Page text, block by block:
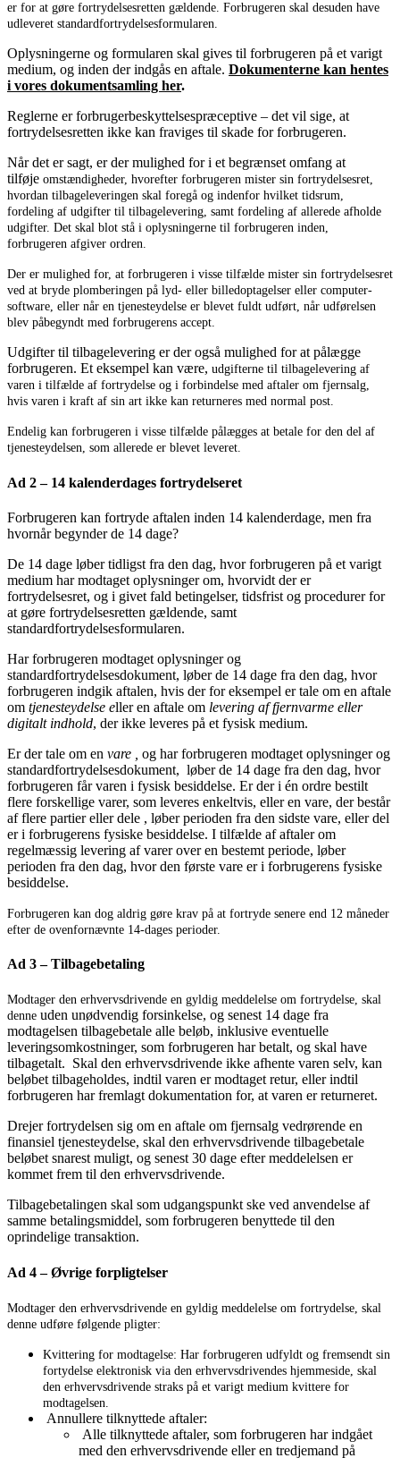
er for at gøre fortrydelsesretten gældende. Forbrugeren skal desuden have
udleveret standardfortrydelsesformularen.
Oplysningerne og formularen skal gives til forbrugeren på et varigt
medium, og inden der indgås en aftale. Dokumenterne kan hentes
i vores dokumentsamling her.
Reglerne er forbrugerbeskyttelsespræceptive – det vil sige, at
fortrydelsesretten ikke kan fraviges til skade for forbrugeren.
Når det er sagt, er der mulighed for i et begrænset omfang at
tilføje omstændigheder, hvorefter forbrugeren mister sin fortrydelsesret,
hvordan tilbageleveringen skal foregå og indenfor hvilket tidsrum,
fordeling af udgifter til tilbagelevering, samt fordeling af allerede afholde
udgifter. Det skal blot stå i oplysningerne til forbrugeren inden,
forbrugeren afgiver ordren.
Der er mulighed for, at forbrugeren i visse tilfælde mister sin fortrydelsesret
ved at bryde plomberingen på lyd- eller billedoptagelser eller computer-
software, eller når en tjenesteydelse er blevet fuldt udført, når udførelsen
blev påbegyndt med forbrugerens accept.
Udgifter til tilbagelevering er der også mulighed for at pålægge
forbrugeren. Et eksempel kan være, udgifterne til tilbagelevering af
varen i tilfælde af fortrydelse og i forbindelse med aftaler om fjernsalg,
hvis varen i kraft af sin art ikke kan returneres med normal post.
Endelig kan forbrugeren i visse tilfælde pålægges at betale for den del af
tjenesteydelsen, som allerede er blevet leveret.
Ad 2 – 14 kalenderdages fortrydelseret
Forbrugeren kan fortryde aftalen inden 14 kalenderdage, men fra
hvornår begynder de 14 dage?
De 14 dage løber tidligst fra den dag, hvor forbrugeren på et varigt
medium har modtaget oplysninger om, hvorvidt der er
fortrydelsesret, og i givet fald betingelser, tidsfrist og procedurer for
at gøre fortrydelsesretten gældende, samt
standardfortrydelsesformularen.
Har forbrugeren modtaget oplysninger og
standardfortrydelsesdokument, løber de 14 dage fra den dag, hvor
forbrugeren indgik aftalen, hvis der for eksempel er tale om en aftale
om tjenesteydelse eller en aftale om levering af fjernvarme eller
digitalt indhold, der ikke leveres på et fysisk medium.
Er der tale om en vare ,
og har forbrugeren modtaget oplysninger og
standardfortrydelsesdokument, løber de 14 dage fra den dag, hvor
forbrugeren får varen i fysisk besiddelse. Er der i én ordre bestilt
flere forskellige varer, som leveres enkeltvis, eller en vare, der består
af flere partier eller dele , løber perioden fra den sidste vare, eller del
er i forbrugerens fysiske besiddelse. I tilfælde af aftaler om
regelmæssig levering af varer over en bestemt periode, løber
perioden fra den dag, hvor den første vare er i forbrugerens fysiske
besiddelse.
Forbrugeren kan dog aldrig gøre krav på at fortryde senere end 12 måneder
efter de ovenfornævnte 14-dages perioder.
Ad 3 – Tilbagebetaling
Modtager den erhvervsdrivende en gyldig meddelelse om fortrydelse, skal
denne uden unødvendig forsinkelse, og senest 14 dage fra
modtagelsen tilbagebetale alle beløb, inklusive eventuelle
leveringsomkostninger, som forbrugeren har betalt, og skal have
tilbagetalt. Skal den erhvervsdrivende ikke afhente varen selv, kan
beløbet tilbageholdes, indtil varen er modtaget retur, eller indtil
forbrugeren har fremlagt dokumentation for, at varen er returneret.
Drejer fortrydelsen sig om en aftale om fjernsalg vedrørende en
finansiel tjenesteydelse, skal den erhvervsdrivende tilbagebetale
beløbet snarest muligt, og senest 30 dage efter meddelelsen er
kommet frem til den erhvervsdrivende.
Tilbagebetalingen skal som udgangspunkt ske ved anvendelse af
samme betalingsmiddel, som forbrugeren benyttede til den
oprindelige transaktion.
Ad 4 – Øvrige forpligtelser
Modtager den erhvervsdrivende en gyldig meddelelse om fortrydelse, skal
denne udføre følgende pligter:
Kvittering for modtagelse: Har forbrugeren udfyldt og fremsendt sin
fortydelse elektronisk via den erhvervsdrivendes hjemmeside, skal
den erhvervsdrivende straks på et varigt medium kvittere for
modtagelsen.
Annullere tilknyttede aftaler:
Alle tilknyttede aftaler, som forbrugeren har indgået
med den erhvervsdrivende eller en tredjemand på